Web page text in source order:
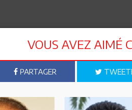
VOUS AVEZ AIMÉ
PARTAGER